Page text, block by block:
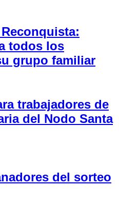
todos los
grupo familiar
trabajadores de
del Nodo Santa
del sorteo